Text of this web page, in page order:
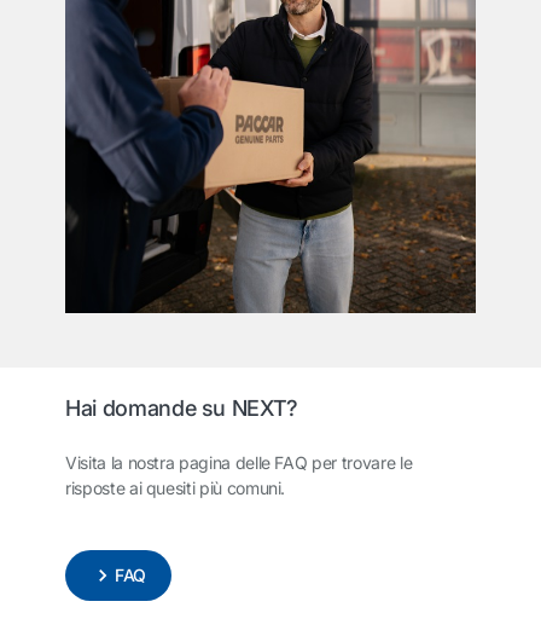
Hai domande su NEXT?
Visita la nostra pagina delle FAQ per trovare le
risposte ai quesiti più comuni.
FAQ